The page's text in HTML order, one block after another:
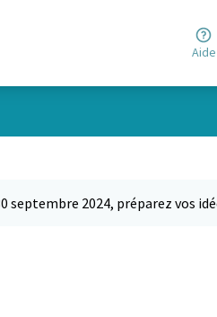
Aide
septembre 2024, préparez vos